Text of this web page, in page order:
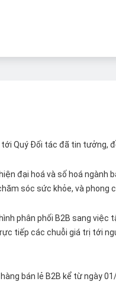
Quý Đối tác đã tin tưởng,
đại hoá và số hoá
sóc sức khỏe, và phong
phân phối B2B sang
tiếp các chuỗi giá trị tới
bán lẻ B2B kể từ ngày